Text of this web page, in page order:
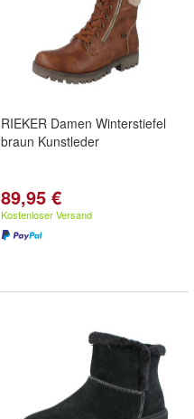
RIEKER Damen Winterstiefel
braun Kunstleder
89,95 €
Kostenloser Versand